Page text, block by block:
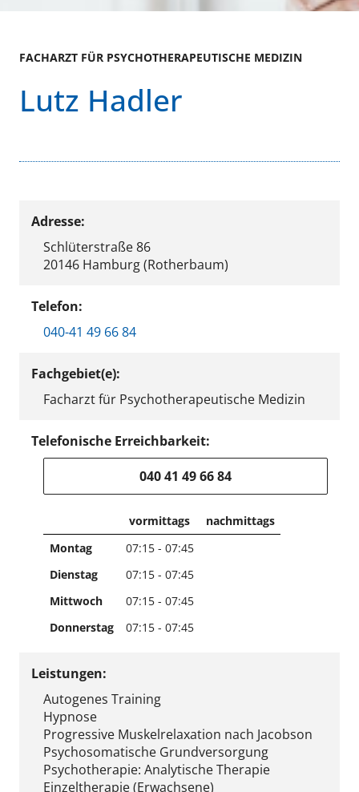
FACHARZT FÜR PSYCHOTHERAPEUTISCHE MEDIZIN
Lutz Hadler
Adresse:
Schlüterstraße 86
20146 Hamburg (Rotherbaum)
Telefon:
040-41 49 66 84
Fachgebiet(e):
Facharzt für Psychotherapeutische Medizin
Telefonische Erreichbarkeit:
040 41 49 66 84
vormittags
nachmittags
Montag
07:15 - 07:45
Dienstag
07:15 - 07:45
Mittwoch
07:15 - 07:45
Donnerstag
07:15 - 07:45
Leistungen:
Autogenes Training
Hypnose
Progressive Muskelrelaxation nach Jacobson
Psychosomatische Grundversorgung
Psychotherapie: Analytische Therapie
Einzeltherapie (Erwachsene)